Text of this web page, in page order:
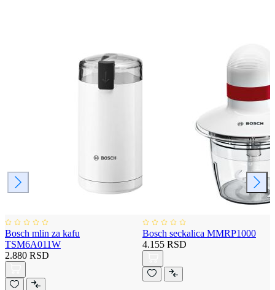
Bosch mlin za kafu
TSM6A011W
2.880 RSD
Bosch seckalica MMRP1000
4.155 RSD